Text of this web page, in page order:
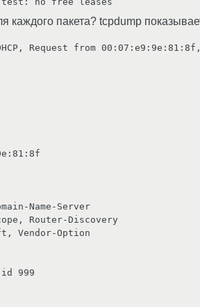
пакета? tcpdump
Request from
id 999